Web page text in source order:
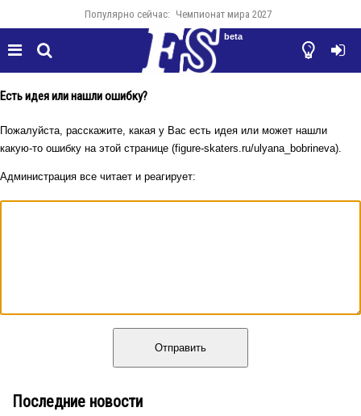
Популярно сейчас: Чемпионат мира 2027
  

beta
Есть идея или нашли ошибку?
Пожалуйста, расскажите, какая у Вас есть идея или может нашли
какую-то ошибку на этой странице (figure-skaters.ru/ulyana_bobrineva).
Администрация все читает и реагирует:
Отправить
Последние новости